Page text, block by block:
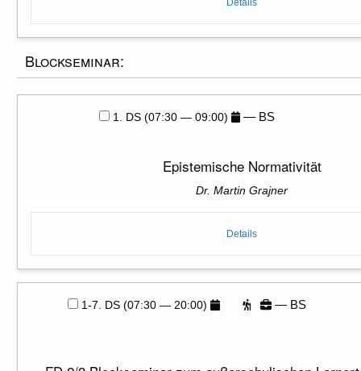
Details
Blockseminar:
1. DS (07:30 — 09:00) — BS
Epistemische Normativität
Dr. Martin Grajner
Details
1-7. DS (07:30 — 20:00) — BS